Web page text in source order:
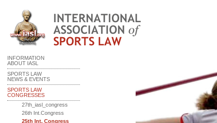
INFORMATION
ABOUT IASL
SPORTS LAW
NEWS & EVENTS
SPORTS LAW
CONGRESSES
27th_iasl_congress
26th Int.Congress
25th Int. Congress